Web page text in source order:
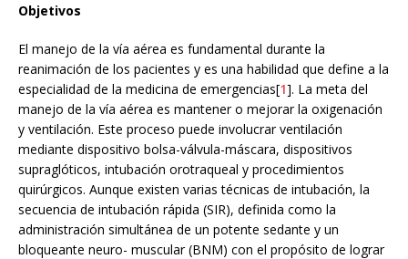
Objetivos
El manejo de la vía aérea es fundamental durante la
reanimación de los pacientes y es una habilidad que define a la
especialidad de la medicina de emergencias[1]. La meta del
manejo de la vía aérea es mantener o mejorar la oxigenación
y ventilación. Este proceso puede involucrar ventilación
mediante dispositivo bolsa-válvula-máscara, dispositivos
supraglóticos, intubación orotraqueal y procedimientos
quirúrgicos. Aunque existen varias técnicas de intubación, la
secuencia de intubación rápida (SIR), definida como la
administración simultánea de un potente sedante y un
bloqueante neuro- muscular (BNM) con el propósito de lograr